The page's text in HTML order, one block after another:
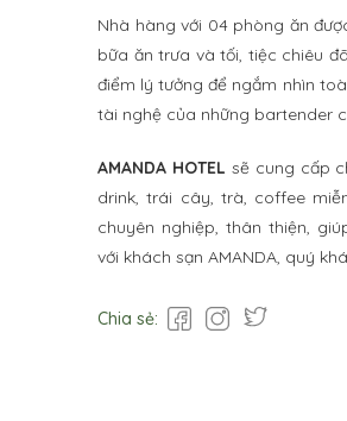
Nhà hàng với 04 phòng ăn
bữa ăn trưa và tối, tiệc chiêu
điểm lý tưởng để ngắm nhìn
tài nghệ của những bartender
AMANDA HOTEL sẽ cung cấp
drink, trái cây, trà, coffee
chuyên nghiệp, thân thiện,
với khách sạn AMANDA, quý
Chia sẻ: